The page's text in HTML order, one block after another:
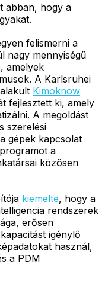
abban, hogy a
felismerni a
nagy mennyiségű
amelyek
A Karlsruhei
Kimoknow
fejlesztett ki, amely
A megoldást
szerelési
gépek kapcsolat
a
közösen
kiemelte, hogy a
rendszerek
erősen
igénylő
használ,
a PDM